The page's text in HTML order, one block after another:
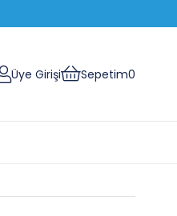
Üye Girişi Sepetim0